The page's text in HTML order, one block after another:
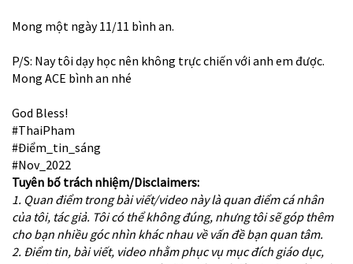
Mong một ngày 11/11 bình an.
P/S: Nay tôi dạy học nên không trực chiến với anh em được.
Mong ACE bình an nhé
God Bless!
#ThaiPham
#Điểm_tin_sáng
#Nov_2022
Tuyên bố trách nhiệm/Disclaimers:
1. Quan điểm trong bài viết/video này là quan điểm cá nhân
của tôi, tác giả. Tôi có thể không đúng, nhưng tôi sẽ góp thêm
cho bạn nhiều góc nhìn khác nhau về vấn đề bạn quan tâm.
2. Điểm tin, bài viết, video nhằm phục vụ mục đích giáo dục,